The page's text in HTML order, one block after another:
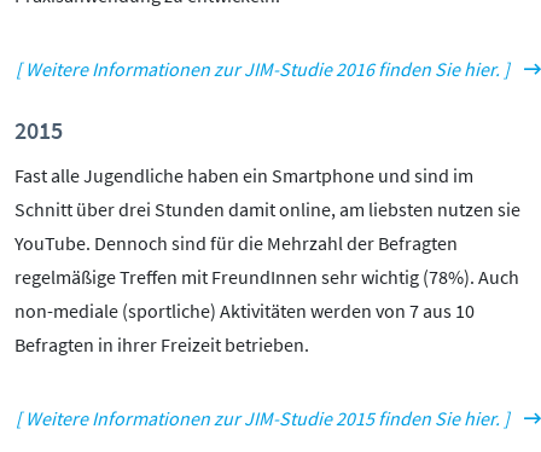
[ Weitere Informationen zur JIM-Studie 2016 finden Sie hier. ]
2015
Fast alle Jugendliche haben ein Smartphone und sind im
Schnitt über drei Stunden damit online, am liebsten nutzen sie
YouTube. Dennoch sind für die Mehrzahl der Befragten
regelmäßige Treffen mit FreundInnen sehr wichtig (78%). Auch
non-mediale (sportliche) Aktivitäten werden von 7 aus 10
Befragten in ihrer Freizeit betrieben.
[ Weitere Informationen zur JIM-Studie 2015 finden Sie hier. ]